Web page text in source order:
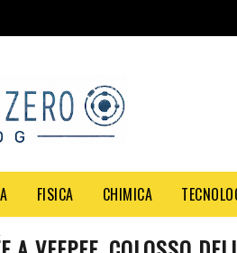
FISICA CHIMICA